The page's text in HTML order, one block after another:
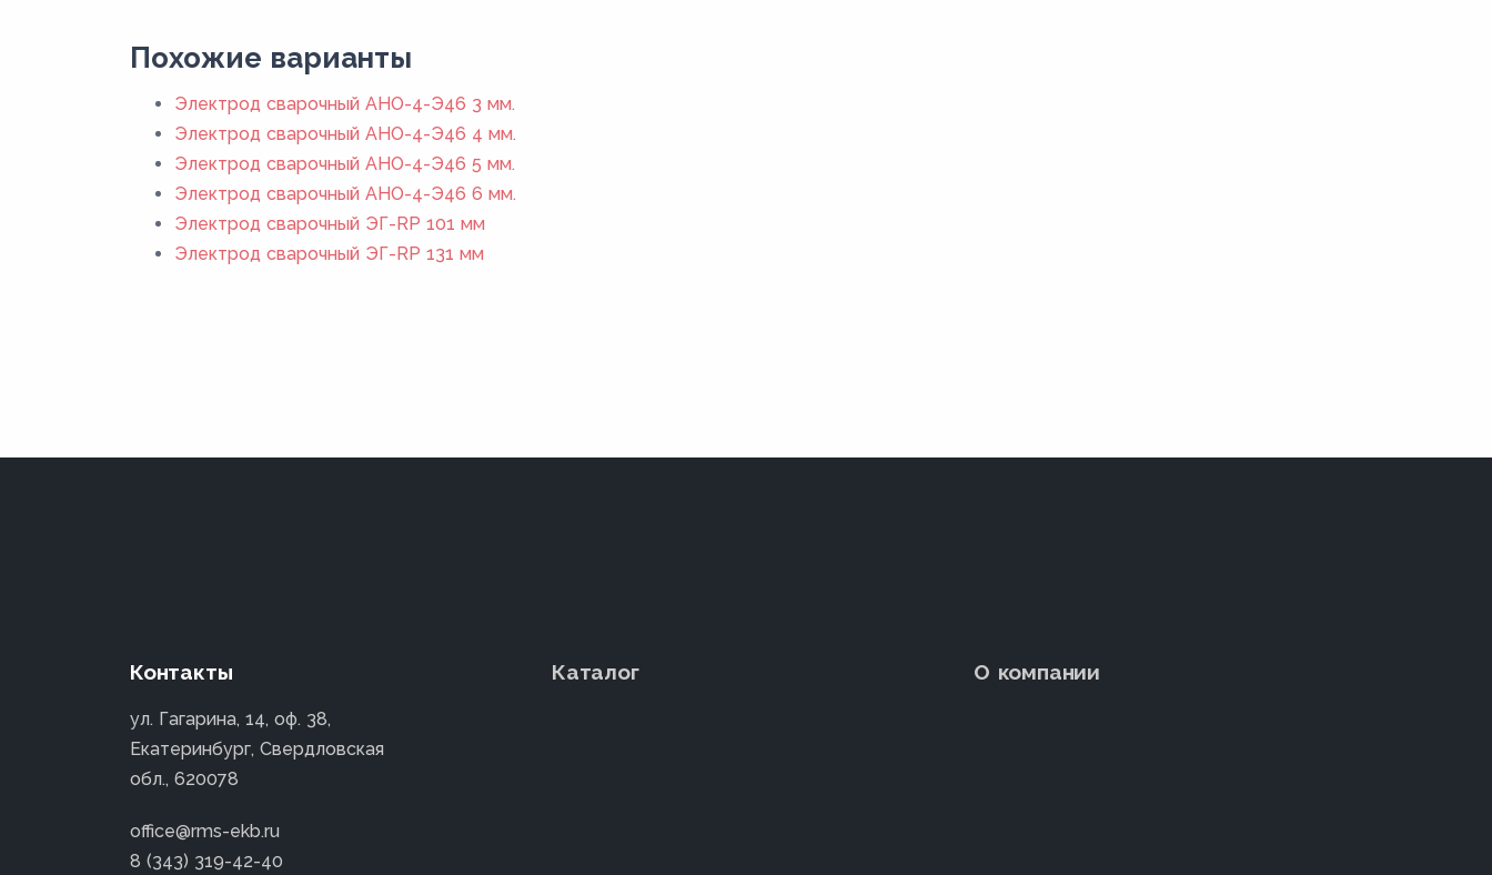
Похожие варианты
Электрод сварочный АНО-4-Э46 3 мм.
Электрод сварочный АНО-4-Э46 4 мм.
Электрод сварочный АНО-4-Э46 5 мм.
Электрод сварочный АНО-4-Э46 6 мм.
Электрод сварочный ЭГ-RP 101 мм
Электрод сварочный ЭГ-RP 131 мм
Контакты
ул. Гагарина, 14, оф. 38,
Екатеринбург, Свердловская
обл., 620078
office@rms-ekb.ru
8 (343) 319-42-40
Каталог О компании